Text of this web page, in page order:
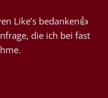
Like’s bedanken👍
die ich bei fast